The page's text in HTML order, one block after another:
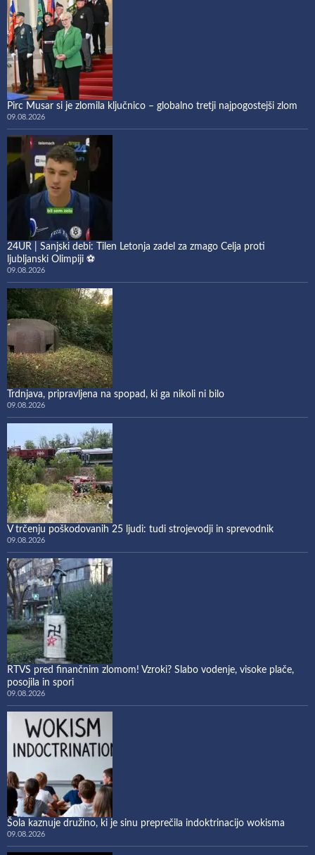
Pirc Musar si je zlomila ključnico – globalno tretji najpogostejši zlom
09.08.2026
24UR | Sanjski debi: Tilen Letonja zadel za zmago Celja proti
ljubljanski Olimpiji ⚽
09.08.2026
Trdnjava, pripravljena na spopad, ki ga nikoli ni bilo
09.08.2026
V trčenju poškodovanih 25 ljudi: tudi strojevodji in sprevodnik
09.08.2026
RTVS pred finančnim zlomom! Vzroki? Slabo vodenje, visoke plače,
posojila in spori
09.08.2026
Šola kaznuje družino, ki je sinu preprečila indoktrinacijo wokisma
09.08.2026